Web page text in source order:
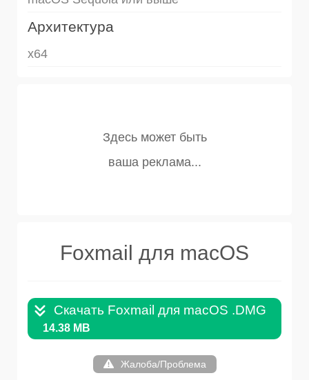
Архитектура
x64
Foxmail для macOS
Скачать Foxmail для macOS .DMG
14.38 MB
Жалоба/Проблема